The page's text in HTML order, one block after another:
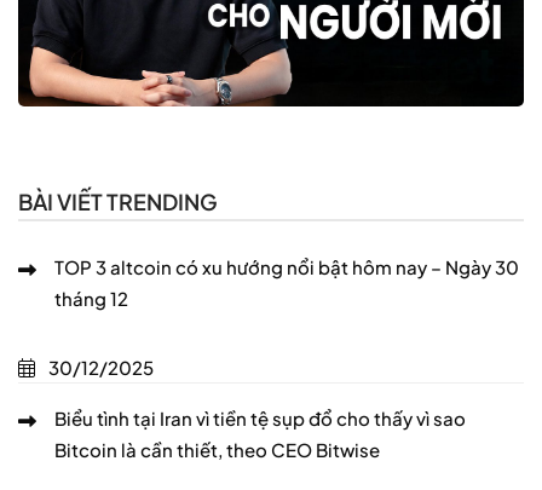
BÀI VIẾT TRENDING
TOP 3 altcoin có xu hướng nổi bật hôm nay – Ngày 30
tháng 12
30/12/2025
Biểu tình tại Iran vì tiền tệ sụp đổ cho thấy vì sao
Bitcoin là cần thiết, theo CEO Bitwise